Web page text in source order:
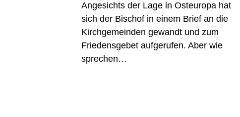
Angesichts der Lage in Osteuropa hat
sich der Bischof in einem Brief an die
Kirchgemeinden gewandt und zum
Friedensgebet aufgerufen. Aber wie
sprechen…